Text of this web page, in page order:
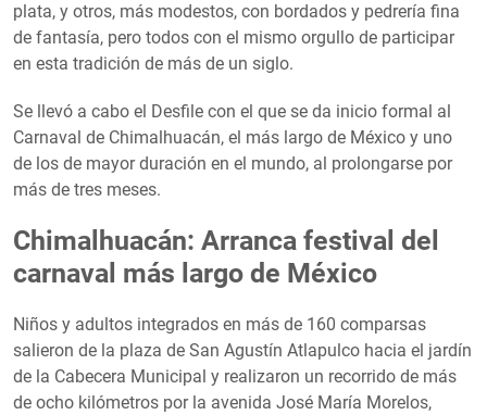
plata, y otros, más modestos, con bordados y pedrería fina
de fantasía, pero todos con el mismo orgullo de participar
en esta tradición de más de un siglo.
Se llevó a cabo el Desfile con el que se da inicio formal al
Carnaval de Chimalhuacán, el más largo de México y uno
de los de mayor duración en el mundo, al prolongarse por
más de tres meses.
Chimalhuacán: Arranca festival del
carnaval más largo de México
Niños y adultos integrados en más de 160 comparsas
salieron de la plaza de San Agustín Atlapulco hacia el jardín
de la Cabecera Municipal y realizaron un recorrido de más
de ocho kilómetros por la avenida José María Morelos,